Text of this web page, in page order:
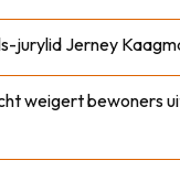
jurylid Jerney
weigert bewoners